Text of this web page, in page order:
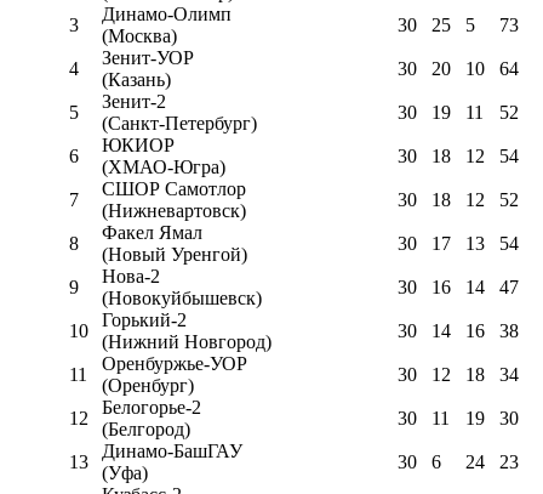
3
Динамо-Олимп
(Москва)
30 25 5 73
4
Зенит-УОР
(Казань)
30 20 10 64
5
Зенит-2
(Санкт-Петербург)
30 19 11 52
6
ЮКИОР
(ХМАО-Югра)
30 18 12 54
7
СШОР Самотлор
(Нижневартовск)
30 18 12 52
8
Факел Ямал
(Новый Уренгой)
30 17 13 54
9
Нова-2
(Новокуйбышевск)
30 16 14 47
10
Горький-2
(Нижний Новгород)
30 14 16 38
11
Оренбуржье-УОР
(Оренбург)
30 12 18 34
12
Белогорье-2
(Белгород)
30 11 19 30
13
Динамо-БашГАУ
(Уфа)
30 6 24 23